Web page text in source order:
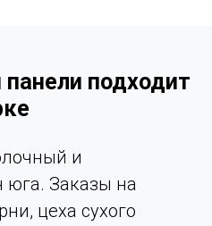
подходит
и
юга. Заказы на
цеха сухого